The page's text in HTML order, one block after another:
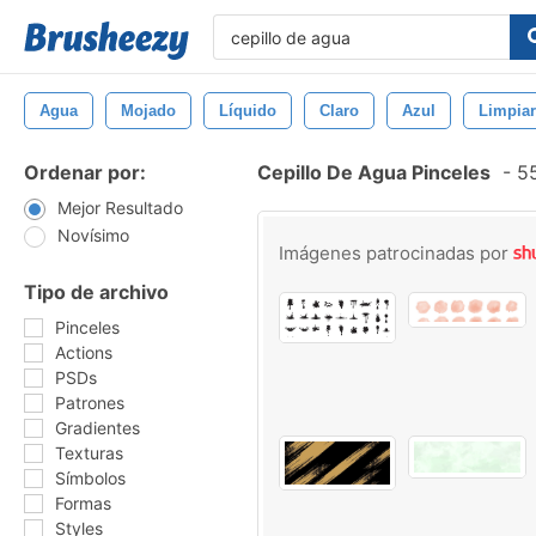
Agua Mojado Líquido Claro Azul Limpiar
Ordenar por:
Mejor Resultado
Novísimo
Tipo de archivo
Pinceles
Actions
PSDs
Patrones
Gradientes
Texturas
Símbolos
Formas
Styles
Cepillo De Agua Pinceles -
Imágenes patrocinadas por